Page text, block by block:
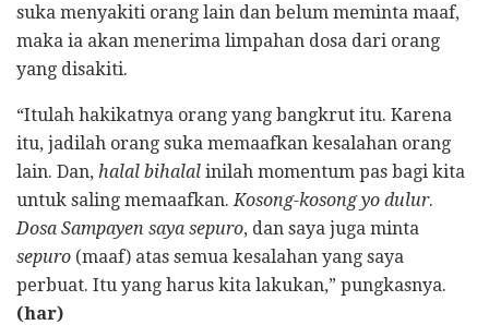
suka menyakiti orang lain dan belum meminta maaf,
maka ia akan menerima limpahan dosa dari orang
yang disakiti.
“Itulah hakikatnya orang yang bangkrut itu. Karena
itu, jadilah orang suka memaafkan kesalahan orang
lain. Dan, halal bihalal inilah momentum pas bagi kita
untuk saling memaafkan.Kosong-kosong yo dulur.
Dosa Sampayen saya sepuro, dan saya juga minta
sepuro (maaf) atas semua kesalahan yang saya
perbuat. Itu yang harus kita lakukan,” pungkasnya.
(har)